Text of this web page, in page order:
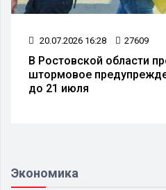
20.07.2026 16:28 27609
В Ростовской области
штормовое
до 21 июля
Экономика